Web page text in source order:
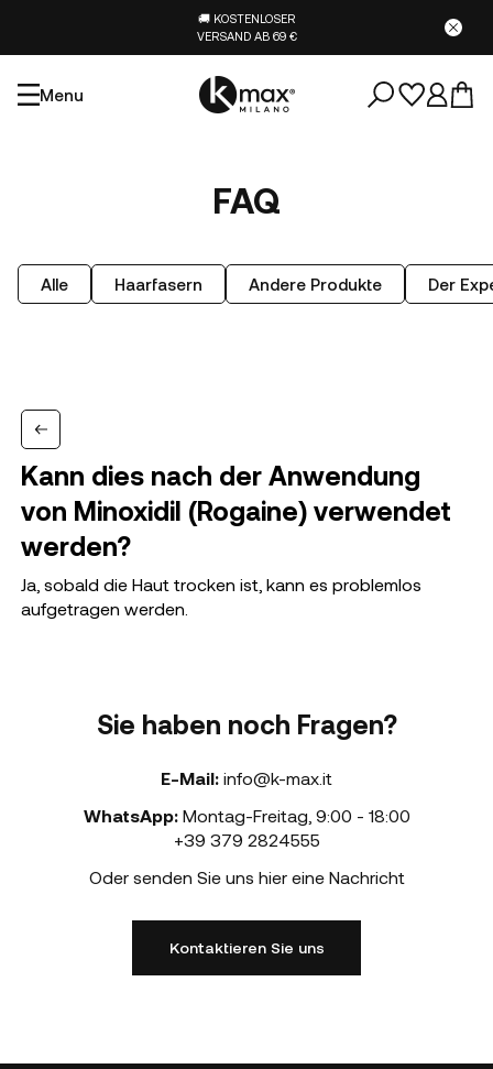
🚚 KOSTENLOSER
VERSAND AB 69 €
Menu
FAQ
Alle Haarfasern Andere Produkte Der
Kann dies nach der Anwendung
von Minoxidil (Rogaine) verwendet
werden?
Ja, sobald die Haut trocken ist, kann es problemlos
aufgetragen werden.
Sie haben noch Fragen?
E-Mail: info@k-max.it
WhatsApp: Montag-Freitag 9:00 - 18:00
+39 379 2824555
Oder senden Sie uns hier eine Nachricht
Kontaktieren Sie uns